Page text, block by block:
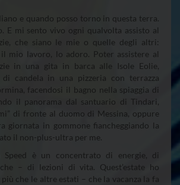
e quando posso torno in questa terra.
E mi sento vivo ogni qualvolta assisto al
che siano le mie o quelle degli altri:
il mio lavoro, lo adoro. Poter assistere al
in una gita in barca alle Isole Eolie,
candela in una pizzeria con terrazza
facendosi il bagno nella spiaggia di
il panorama dal santuario di Tindari,
di fronte al duomo di Messina, oppure
giornata in gommone fiancheggiando la
il non-plus-ultra per me.
è un concentrato di energie, di
– di lezioni di vita. Quest’estate ho
che le altre estati – che la vacanza la fa